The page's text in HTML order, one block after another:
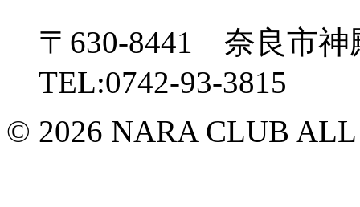
〒630-8441 奈良市
TEL:0742-93-3815
© 2026 NARA CLUB ALL